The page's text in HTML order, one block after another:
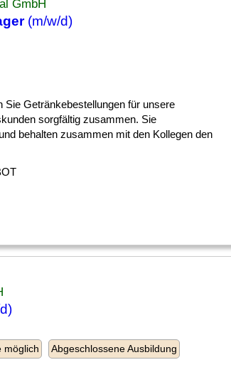
GmbH
(m/w/d)
Sie Getränkebestellungen für unsere
sorgfältig zusammen. Sie
behalten zusammen mit den Kollegen den
möglich
Abgeschlossene Ausbildung